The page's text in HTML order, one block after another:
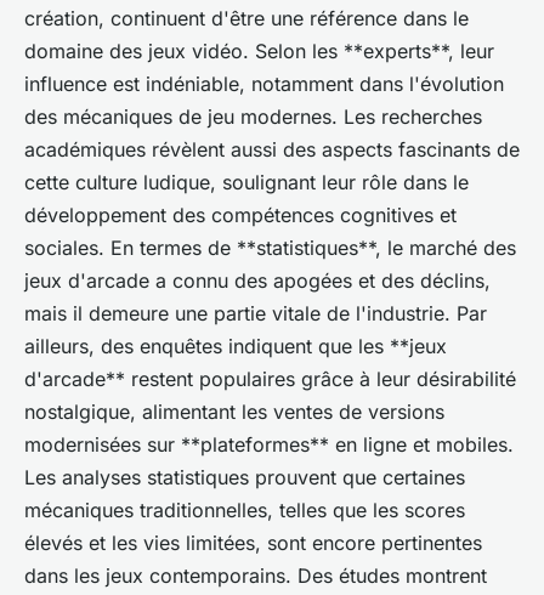
création, continuent d'être une référence dans le
domaine des jeux vidéo. Selon les **experts**, leur
influence est indéniable, notamment dans l'évolution
des mécaniques de jeu modernes. Les recherches
académiques révèlent aussi des aspects fascinants de
cette culture ludique, soulignant leur rôle dans le
développement des compétences cognitives et
sociales. En termes de **statistiques**, le marché des
jeux d'arcade a connu des apogées et des déclins,
mais il demeure une partie vitale de l'industrie. Par
ailleurs, des enquêtes indiquent que les **jeux
d'arcade** restent populaires grâce à leur désirabilité
nostalgique, alimentant les ventes de versions
modernisées sur **plateformes** en ligne et mobiles.
Les analyses statistiques prouvent que certaines
mécaniques traditionnelles, telles que les scores
élevés et les vies limitées, sont encore pertinentes
dans les jeux contemporains. Des études montrent